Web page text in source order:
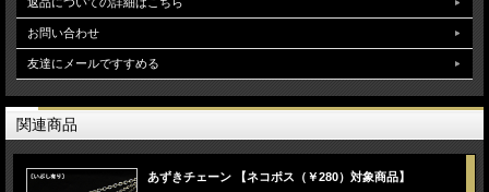
お問い合わせ
友達にメールですすめる
関連商品
あずきチェーン 【ネコポス（￥280）対象商品】